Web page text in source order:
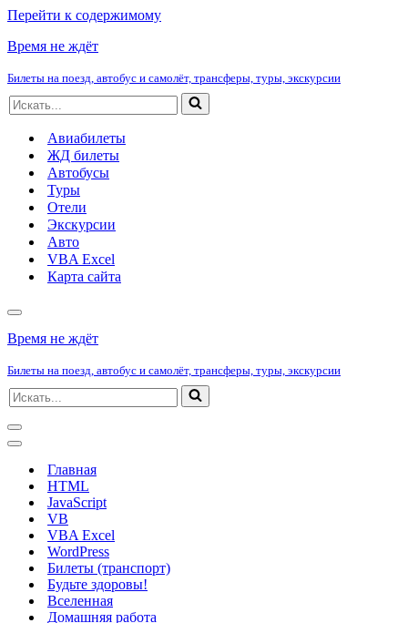
Перейти к содержимому
Время не ждёт
Билеты на поезд, автобус и самолёт, трансферы, туры, экскурсии
Искать...
Авиабилеты
ЖД билеты
Автобусы
Туры
Отели
Экскурсии
Авто
VBA Excel
Карта сайта
Меню
навигации
Время не ждёт
Билеты на поезд, автобус и самолёт, трансферы, туры, экскурсии
Искать...
Меню
навигации
Меню
навигацииГлавная
HTML
JavaScript
VB
VBA Excel
WordPress
Билеты (транспорт)
Будьте здоровы!
Вселенная
Домашняя работа